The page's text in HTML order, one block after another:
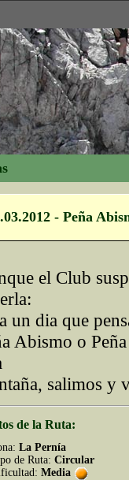
- Peña
el Club
un dia que
Abismo o
salimos y
de la Ruta:
La Pernía
de Ruta: Circular
Media